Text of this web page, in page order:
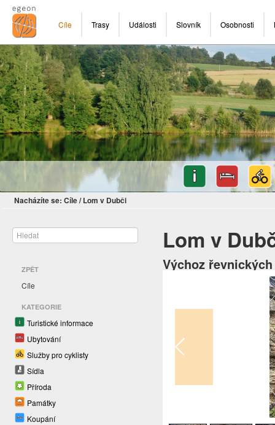
Cíle Trasy Události Slovník Osobnosti
Nacházíte se: Cíle/ Lom v Dubči
ZPĚT
Cíle
KATEGORIE
Turistické informace
Ubytování
Služby pro cyklisty
Sídla
Příroda
Památky
Koupání
Lom v
Výchoz